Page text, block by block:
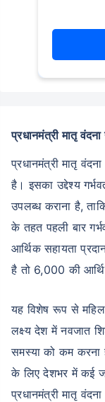
प्रधानमंत्री मातृ
प्रधानमंत्री मातृ
है। इसका उद्देश्य
उपलब्ध कराना है,
के तहत पहली बार
आर्थिक सहायता
है तो 6,000 की
यह विशेष रूप से
लक्ष्य देश में नवजात
समस्या को कम
के लिए देशभर में कई
प्रधानमंत्री मातृ